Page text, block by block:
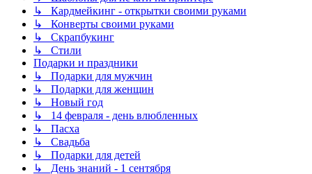
↳ Кардмейкинг - открытки своими руками
↳ Конверты своими руками
↳ Скрапбукинг
↳ Стили
Подарки и праздники
↳ Подарки для мужчин
↳ Подарки для женщин
↳ Новый год
↳ 14 февраля - день влюбленных
↳ Пасха
↳ Свадьба
↳ Подарки для детей
↳ День знаний - 1 сентября